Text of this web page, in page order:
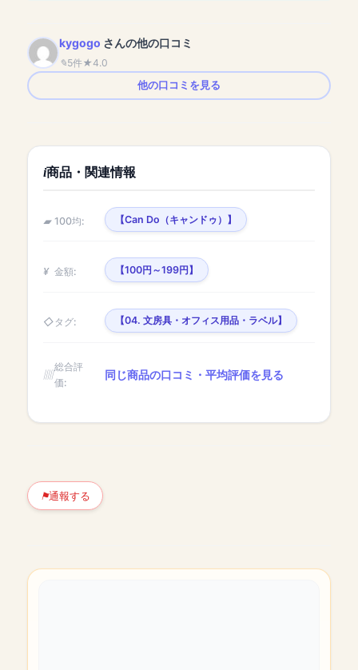
kygogo さんの他の口コミ
5件
4.0
他の口コミを見る
商品・関連情報
100均: 【Can Do（キャンドゥ）】
金額: 【100円～199円】
タグ: 【04. 文房具・オフィス用品・ラベル】
総合評
価:
同じ商品の口コミ・平均評価を見る
通報する